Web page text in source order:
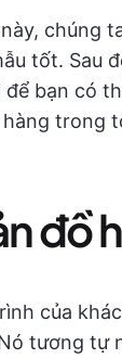
chúng
tốt. Sau
để bạn có
trong
đồ
của
tương tự